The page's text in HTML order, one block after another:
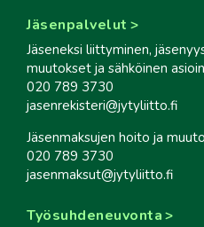
Jäsenpalvelut
Jäseneksi liittyminen,
muutokset ja sähköinen
020 789 3730
jasenrekisteri@jytyliitto.fi
Jäsenmaksujen hoito ja
020 789 3730
jasenmaksut@jytyliitto.fi
Työsuhdeneuvonta